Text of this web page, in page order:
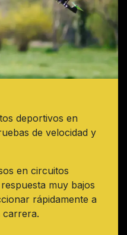
deportivos en
de velocidad y
en circuitos
muy bajos
rápidamente a
carrera.